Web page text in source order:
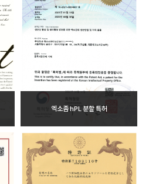
엑소좀 hPL 분할 특허